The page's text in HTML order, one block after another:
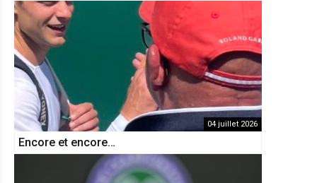
04 juillet 2026
Encore et encore…